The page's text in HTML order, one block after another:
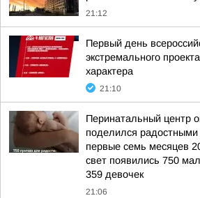
21:12
Первый день
экстремального
характера
21:10
Перинатальный центр
поделился радостными
первые семь месяцев
свет появились 750
359 девочек
21:06